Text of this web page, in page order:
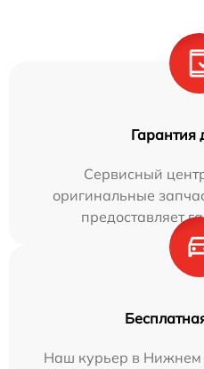
Гарантия
Сервисный
оригинальные
предоставляет
Наш курьер в Нижнем